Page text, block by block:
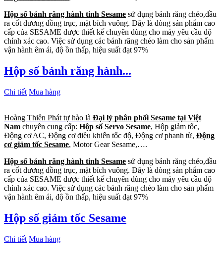
Hộp số bánh răng hành tinh Sesame sử dụng bánh răng chéo,đầu
ra cốt dương đồng trục, mặt bích vuông. Đây là dòng sản phẩm cao
cấp của SESAME được thiết kế chuyên dùng cho máy yêu cầu độ
chính xác cao. Việc sử dụng các bánh răng chéo làm cho sản phẩm
vận hành êm ái, độ ồn thấp, hiệu suất đạt 97%
Hộp số bánh răng hành...
Chi tiết Mua hàng
Hoàng Thiên Phát tự hào là Đại lý phân phối Sesame tại Việt
Nam chuyên cung cấp: Hộp số Servo Sesame, Hộp giảm tốc,
Động cơ AC, Động cơ điều khiển tốc độ, Động cơ phanh từ, Động
cơ giảm tốc Sesame, Motor Gear Sesame,….
Hộp số bánh răng hành tinh Sesame sử dụng bánh răng chéo,đầu
ra cốt dương đồng trục, mặt bích vuông. Đây là dòng sản phẩm cao
cấp của SESAME được thiết kế chuyên dùng cho máy yêu cầu độ
chính xác cao. Việc sử dụng các bánh răng chéo làm cho sản phẩm
vận hành êm ái, độ ồn thấp, hiệu suất đạt 97%
Hộp số giảm tốc Sesame
Chi tiết Mua hàng